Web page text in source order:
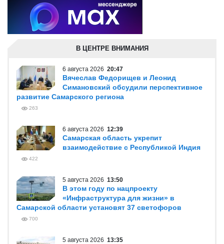
В ЦЕНТРЕ ВНИМАНИЯ
6 августа 2026 20:47
Вячеслав Федорищев и Леонид
Симановский обсудили перспективное
развитие Самарского региона
263
6 августа 2026 12:39
Самарская область укрепит
взаимодействие с Республикой Индия
422
5 августа 2026 13:50
В этом году по нацпроекту
«Инфраструктура для жизни» в
Самарской области установят 37 светофоров
700
5 августа 2026 13:35